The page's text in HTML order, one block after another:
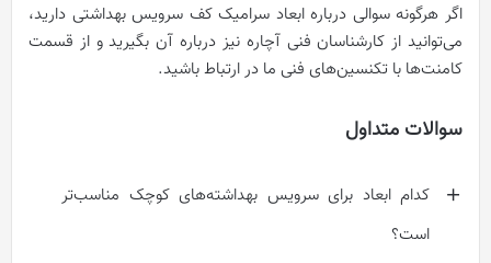
اگر هرگونه سوالی درباره ابعاد سرامیک کف سرویس بهداشتی دارید،
می‌توانید از کارشناسان فنی آچاره نیز درباره آن بگیرید و از قسمت
کامنت‌ها با تکنسین‌های فنی ما در ارتباط باشید.
سوالات متداول
کدام ابعاد برای سرویس بهداشته‌های کوچک مناسب‌تر
است؟